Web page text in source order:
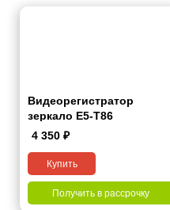
Видеорегистратор
зеркало E5-T86
4 350 ₽
Купить
Получить в рассрочку